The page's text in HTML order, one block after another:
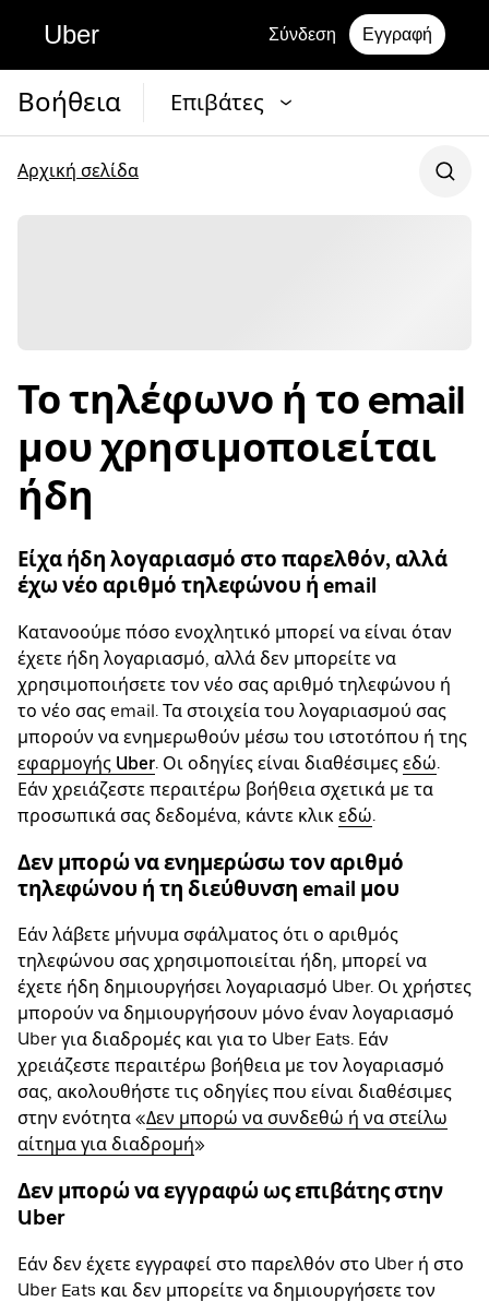
Uber Σύνδεση Εγγραφή
Βοήθεια Επιβάτες
Αρχική σελίδα
Το τηλέφωνο ή το email
μου χρησιμοποιείται
ήδη
Είχα ήδη λογαριασμό στο παρελθόν, αλλά
έχω νέο αριθμό τηλεφώνου ή email
Κατανοούμε πόσο ενοχλητικό μπορεί να είναι όταν
έχετε ήδη λογαριασμό, αλλά δεν μπορείτε να
χρησιμοποιήσετε τον νέο σας αριθμό τηλεφώνου ή
το νέο σας email. Τα στοιχεία του λογαριασμού σας
μπορούν να ενημερωθούν μέσω του ιστοτόπου ή της
εφαρμογής Uber. Οι οδηγίες είναι διαθέσιμες εδώ.
Εάν χρειάζεστε περαιτέρω βοήθεια σχετικά με τα
προσωπικά σας δεδομένα, κάντε κλικ εδώ.
Δεν μπορώ να ενημερώσω τον αριθμό
τηλεφώνου ή τη διεύθυνση email μου
Εάν λάβετε μήνυμα σφάλματος ότι ο αριθμός
τηλεφώνου σας χρησιμοποιείται ήδη, μπορεί να
έχετε ήδη δημιουργήσει λογαριασμό Uber. Οι χρήστες
μπορούν να δημιουργήσουν μόνο έναν λογαριασμό
Uber για διαδρομές και για το Uber Eats. Εάν
χρειάζεστε περαιτέρω βοήθεια με τον λογαριασμό
σας, ακολουθήστε τις οδηγίες που είναι διαθέσιμες
στην ενότητα «Δεν μπορώ να συνδεθώ ή να στείλω
αίτημα για διαδρομή»
Δεν μπορώ να εγγραφώ ως επιβάτης στην
Uber
Εάν δεν έχετε εγγραφεί στο παρελθόν στο Uber ή στο
Uber Eats και δεν μπορείτε να δημιουργήσετε τον